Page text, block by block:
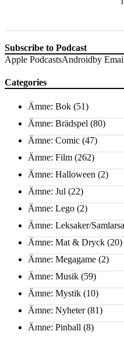
Subscribe to Podcast
Apple PodcastsAndroidby
Categories
Ämne: Bok (51)
Ämne: Brädspel (80)
Ämne: Comic (47)
Ämne: Film (262)
Ämne: Halloween (2)
Ämne: Jul (22)
Ämne: Lego (2)
Ämne: Leksaker/
Ämne: Mat & Dryck (20)
Ämne: Megagame (2)
Ämne: Musik (59)
Ämne: Mystik (10)
Ämne: Nyheter(81)
Ämne: Pinball (8)